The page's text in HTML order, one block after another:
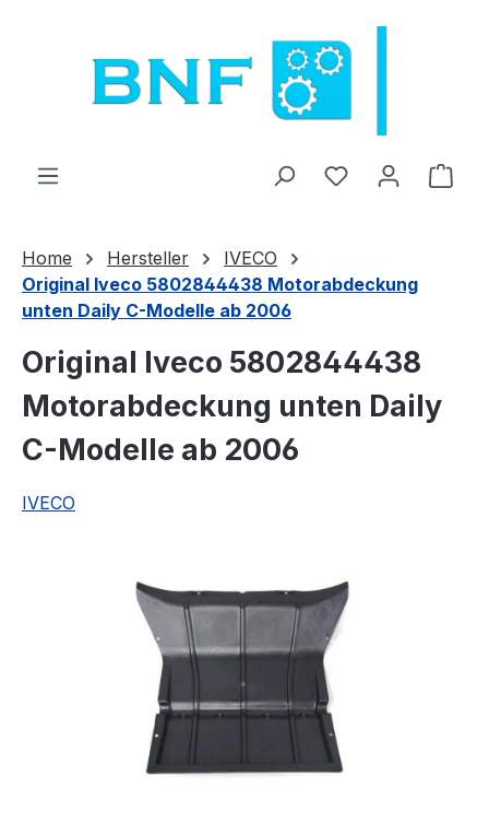
Du hast 0
Home Hersteller
IVECO
Original Iveco 5802844438 Motorabdeckung
unten Daily C-Modelle ab 2006
Original Iveco 5802844438
Motorabdeckung unten Daily
C-Modelle ab 2006
IVECO